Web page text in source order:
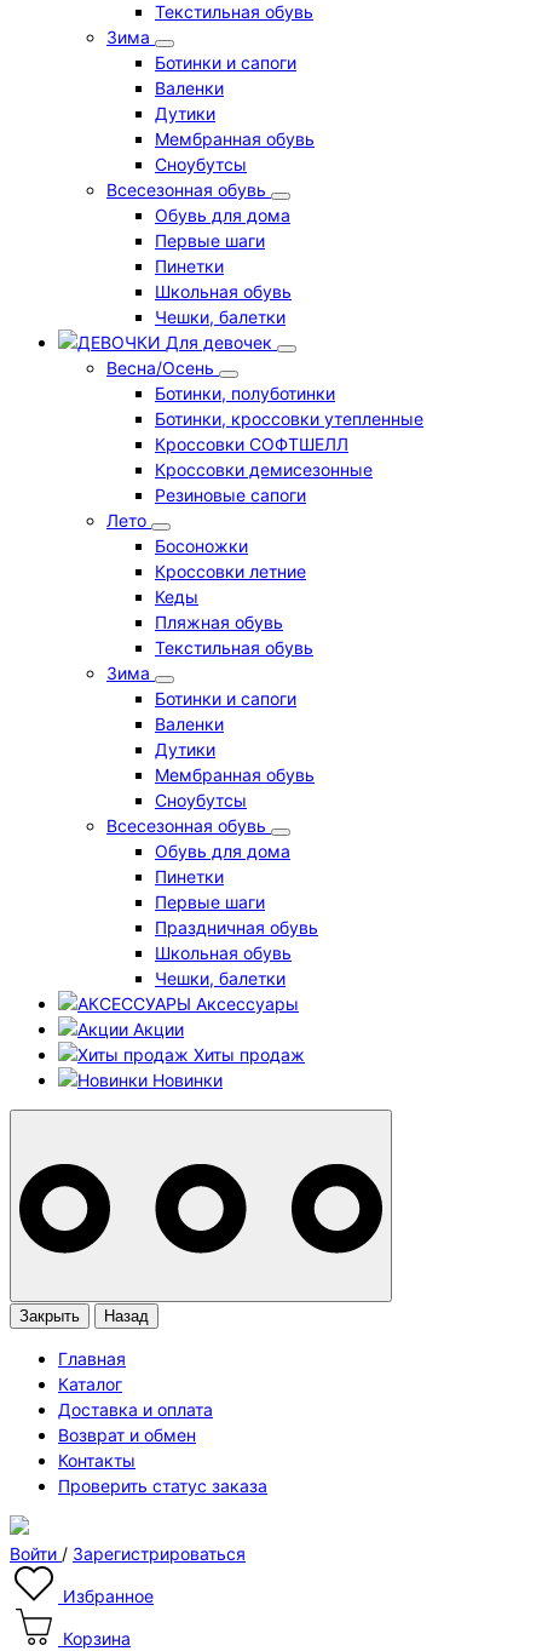
Текстильная обувь
Зима
Ботинки и сапоги
Валенки
Дутики
Мембранная обувь
Сноубутсы
Всесезонная обувь
Обувь для дома
Первые шаги
Пинетки
Школьная обувь
Чешки, балетки
Для девочек
Весна/Осень
Ботинки, полуботинки
Ботинки, кроссовки утепленные
Кроссовки СОФТШЕЛЛ
Кроссовки демисезонные
Резиновые сапоги
Лето
Босоножки
Кроссовки летние
Кеды
Пляжная обувь
Текстильная обувь
Зима
Ботинки и сапоги
Валенки
Дутики
Мембранная обувь
Сноубутсы
Всесезонная обувь
Обувь для дома
Пинетки
Первые шаги
Праздничная обувь
Школьная обувь
Чешки, балетки
Аксессуары
Акции
Хиты продаж
Новинки
Закрыть Назад
Главная
Каталог
Доставка и оплата
Возврат и обмен
Контакты
Проверить статус заказа
Войти / Зарегистрироваться
Избранное
Корзина